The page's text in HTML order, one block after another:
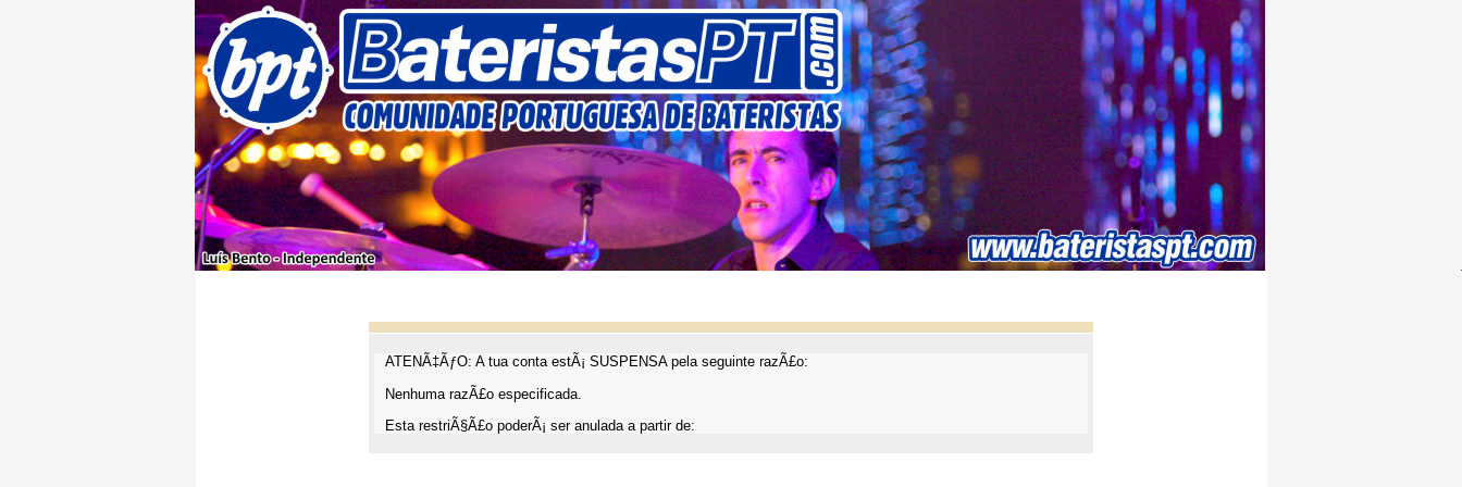
ATENÃ‡ÃƒO: A tua conta estÃ¡ SUSPENSA pela seguinte razÃ£o:
Nenhuma razÃ£o especificada.
Esta restriÃ§Ã£o poderÃ¡ ser anulada a partir de: